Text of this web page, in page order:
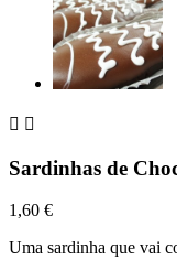
 
Sardinhas de
1,60 €
Uma sardinha que vai